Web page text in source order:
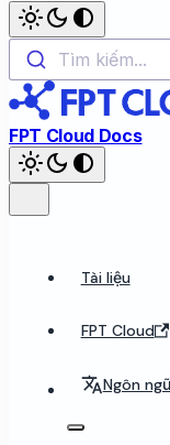
Tìm kiếm...
FPT Cloud Docs
Tài liệu
FPT Cloud
Ngôn